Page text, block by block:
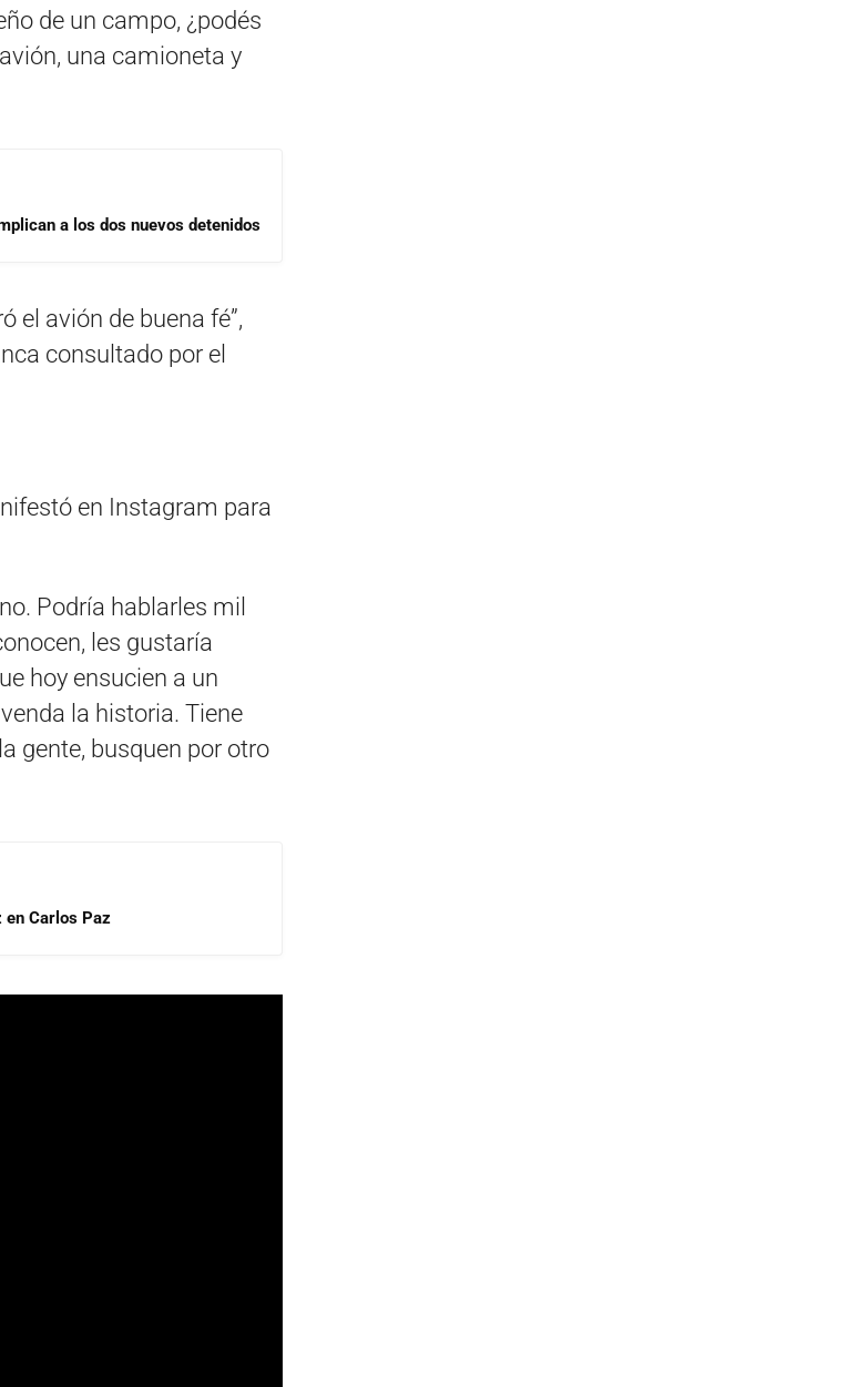
de un campo, ¿podés
una camioneta y
a los dos nuevos detenidos
el avión de buena fé”,
consultado por el
en Instagram para
Podría hablarles mil
les gustaría
hoy ensucien a un
la historia. Tiene
gente, busquen por otro
en Carlos Paz